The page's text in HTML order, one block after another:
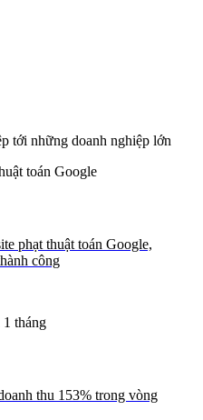
tới những doanh nghiệp lớn
phạt thuật toán Google,
công
thu 153% trong vòng